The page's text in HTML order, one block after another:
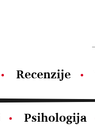
Recenzije
Psihologija